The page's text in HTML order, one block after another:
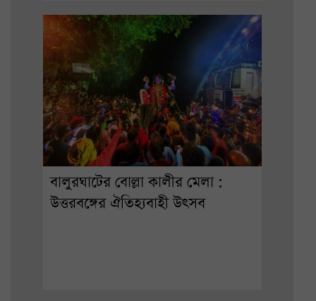
বালুরঘাটের বোল্লা কালীর মেলা :
উত্তরবঙ্গের ঐতিহ্যবাহী উৎসব